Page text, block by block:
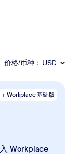
价格/币种： USD
+ Workplace 基础版
Workplace